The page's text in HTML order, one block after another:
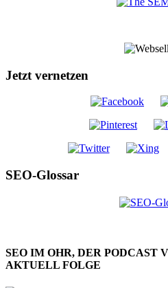
Jetzt vernetzen
SEO-Glossar
SEO IM OHR, DER PODCAST
AKTUELL FOLGE